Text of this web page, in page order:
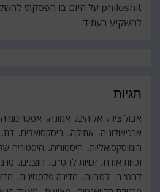
philoshit על היום בו הפסקתי
להשקיע בעתיד
תגיות
אבולוציה אלוהים אמונה אסטרונומיה
ארכיאולוגיה
אתיקה ביסקסואלים דת
הומוסקסואליות היסטוריה היסטוריה
זכויות אזרח זכויות להט"ב חוצנים
להט"ב
לסביות מדינה פלסטינית